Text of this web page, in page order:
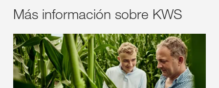
Más información sobre KWS